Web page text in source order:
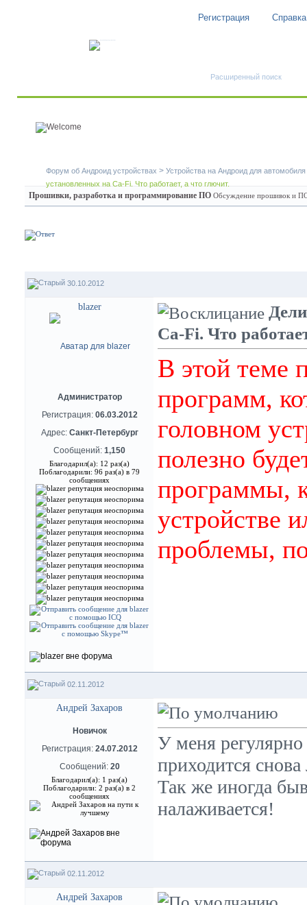
Регистрация Справка
Расширенный поиск
Форум об Андроид устройствах > Устройства на Андроид для автомобиля
установленных на Ca-Fi. Что работает, а что глючит.
Прошивки, разработка и программирование ПО Обсуждение прошивок и ПО
30.10.2012
blazer
Администратор
Регистрация: 06.03.2012
Адрес: Санкт-Петербург
Сообщений: 1,150
Благодарил(а): 12 раз(а)
Поблагодарили: 96 раз(а) в 79
сообщениях
Ca-Fi. Что
В этой теме
программ,
головном
полезно
программы,
устройстве
проблемы,
02.11.2012
Андрей Захаров
Новичок
Регистрация: 24.07.2012
Сообщений: 20
Благодарил(а): 1 раз(а)
Поблагодарили: 2 раз(а) в 2
сообщениях
У меня
приходится снова
Так же иногда
налаживается!
02.11.2012
Андрей Захаров